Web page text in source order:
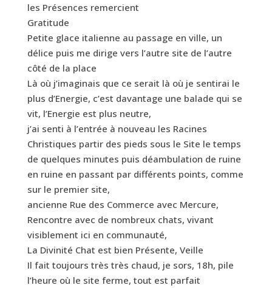
les Présences remercient
Gratitude
Petite glace italienne au passage en ville, un
délice puis me dirige vers l’autre site de l’autre
côté de la place
Là où j’imaginais que ce serait là où je sentirai le
plus d’Energie, c’est davantage une balade qui se
vit, l’Energie est plus neutre,
j’ai senti à l’entrée à nouveau les Racines
Christiques partir des pieds sous le Site le temps
de quelques minutes puis déambulation de ruine
en ruine en passant par différents points, comme
sur le premier site,
ancienne Rue des Commerce avec Mercure,
Rencontre avec de nombreux chats, vivant
visiblement ici en communauté,
La Divinité Chat est bien Présente, Veille
Il fait toujours très très chaud, je sors, 18h, pile
l’heure où le site ferme, tout est parfait